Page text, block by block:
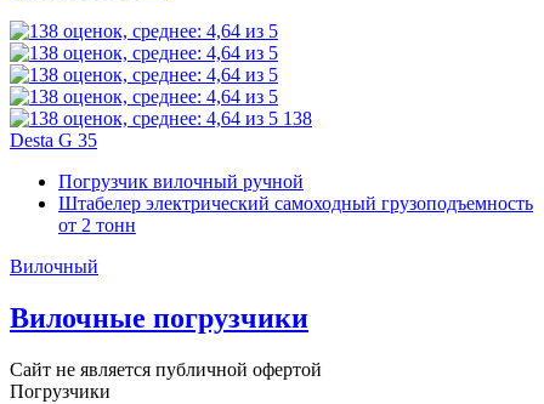
138
Desta G 35
Погрузчик вилочный ручной
Штабелер электрический самоходный грузоподъемность
от 2 тонн
Вилочный
Вилочные погрузчики
Сайт не является публичной офертой
Погрузчики